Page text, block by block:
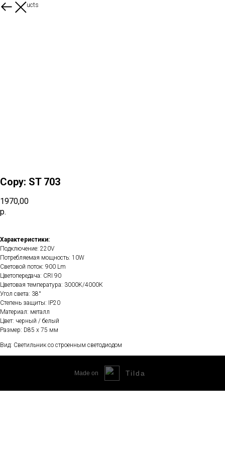
More products
Copy: ST 703
1970,00
р.
Характеристики:
Подключение: 220V
Потребляемая мощность: 10W
Световой поток: 900 Lm
Цветопередача: CRI 90
Цветовая температура: 3000K/4000К
Угол света: 38°
Степень защиты: IP20
Материал: металл
Цвет: черный / белый
Размер: D85 х 75 мм
Вид: Светильник со строенным светодиодом
Made on Tilda